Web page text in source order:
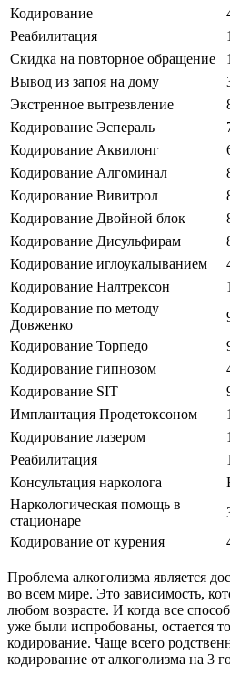
Кодирование
Реабилитация
Скидка на повторное обращение
Вывод из запоя на дому
Экстренное вытрезвление
Кодирование Эспераль
Кодирование Аквилонг
Кодирование Алгоминал
Кодирование Вивитрол
Кодирование Двойной блок
Кодирование Дисульфирам
Кодирование иглоукалыванием
Кодирование Налтрексон
Кодирование по методу
Довженко
Кодирование Торпедо
Кодирование гипнозом
Кодирование SIT
Имплантация Продетоксоном
Кодирование лазером
Реабилитация
Консультация нарколога
Наркологическая помощь в
стационаре
Кодирование от курения
Проблема алкоголизма является
во всем мире. Это зависимость,
любом возрасте. И когда все
уже были испробованы, остается
кодирование. Чаще всего
кодирование от алкоголизма на 3